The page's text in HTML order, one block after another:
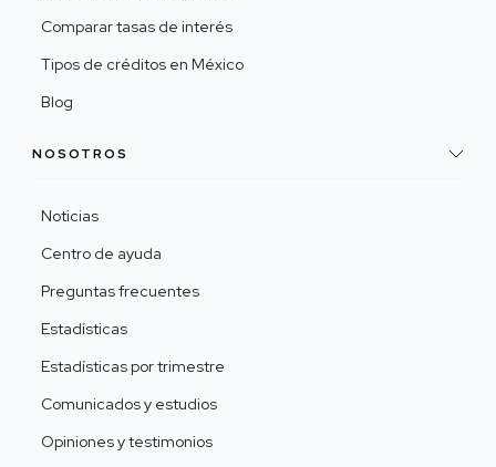
Comparar tasas de interés
Tipos de créditos en México
Blog
NOSOTROS
Noticias
Centro de ayuda
Preguntas frecuentes
Estadísticas
Estadísticas por trimestre
Comunicados y estudios
Opiniones y testimonios